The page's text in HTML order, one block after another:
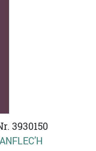
3930150